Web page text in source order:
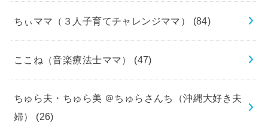
ちぃママ（３人子育てチャレンジママ） (84)
ここね（音楽療法士ママ） (47)
ちゅら夫・ちゅら美 ＠ちゅらさんち（沖縄大好き夫
婦） (26)